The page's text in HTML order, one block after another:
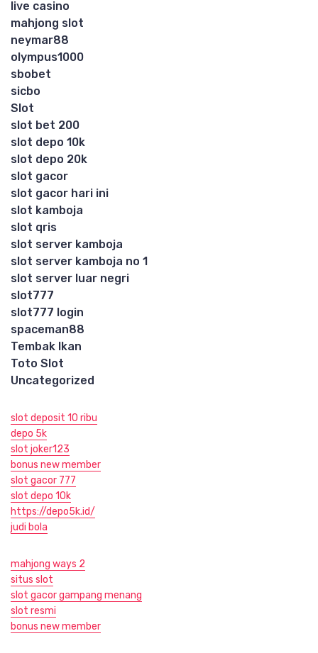
live casino
mahjong slot
neymar88
olympus1000
sbobet
sicbo
Slot
slot bet 200
slot depo 10k
slot depo 20k
slot gacor
slot gacor hari ini
slot kamboja
slot qris
slot server kamboja
slot server kamboja no 1
slot server luar negri
slot777
slot777 login
spaceman88
Tembak Ikan
Toto Slot
Uncategorized
slot deposit 10 ribu
depo 5k
slot joker123
bonus new member
slot gacor 777
slot depo 10k
https://depo5k.id/
judi bola
mahjong ways 2
situs slot
slot gacor gampang menang
slot resmi
bonus new member